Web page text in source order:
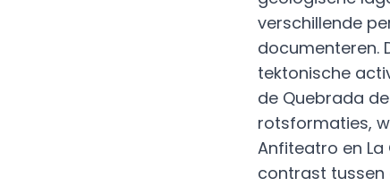
verschillende
documenteren.
tektonische
de Quebrada
rotsformaties,
Anfiteatro en
contrast tussen